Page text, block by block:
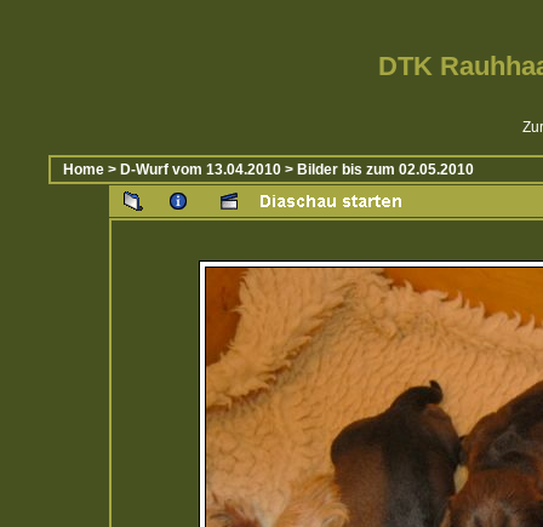
DTK
Home > D-Wurf vom 13.04.2010 > Bilder bis zum 02.05.2010